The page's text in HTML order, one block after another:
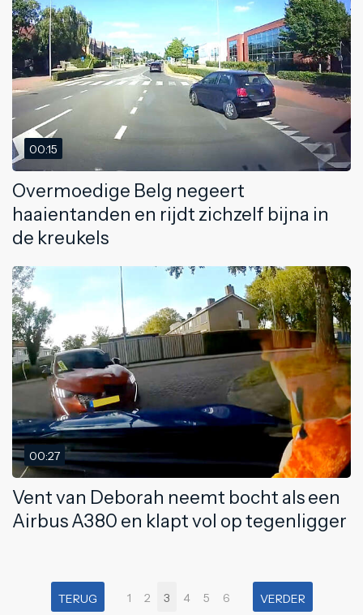
00:15
Overmoedige Belg negeert
haaientanden en rijdt zichzelf bijna in
de kreukels
00:27
Vent van Deborah neemt bocht als een
Airbus A380 en klapt vol op tegenligger
TERUG 1 2 3 4 5 6 VERDER